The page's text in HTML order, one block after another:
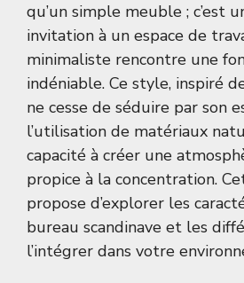
qu’un simple meuble ; c’est
invitation à un espace de
minimaliste rencontre une
indéniable. Ce style, inspiré
ne cesse de séduire par son
l’utilisation de matériaux
capacité à créer une
propice à la concentration.
propose d’explorer les
bureau scandinave et les
l’intégrer dans votre